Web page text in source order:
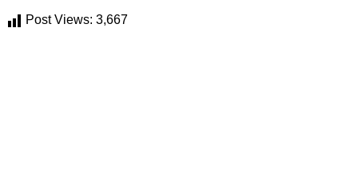
Post Views: 3,667